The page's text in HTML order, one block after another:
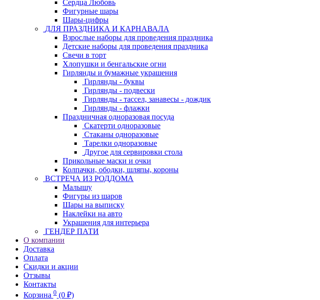
Сердца Любовь
Фигурные шары
Шары-цифры
ДЛЯ ПРАЗДНИКА И КАРНАВАЛА
Взрослые наборы для проведения праздника
Детские наборы для проведения праздника
Свечи в торт
Хлопушки и бенгальские огни
Гирлянды и бумажные украшения
Гирлянды - буквы
Гирлянды - подвески
Гирлянды - тассел, занавесы - дождик
Гирлянды - флажки
Праздничная одноразовая посуда
Скатерти одноразовые
Стаканы одноразовые
Тарелки одноразовые
Другое для сервировки стола
Прикольные маски и очки
Колпачки, ободки, шляпы, короны
ВСТРЕЧА ИЗ РОДДОМА
Малышу
Фигуры из шаров
Шары на выписку
Наклейки на авто
Украшения для интерьера
ГЕНДЕР ПАТИ
О компании
Доставка
Оплата
Скидки и акции
Отзывы
Контакты
Корзина 0 (0 ₽)